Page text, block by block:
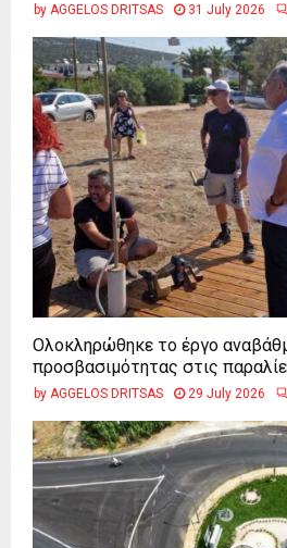
by AGGELOS DRITSAS 31 July 2026
Ολοκληρώθηκε το έργο
προσβασιμότητας στις
by AGGELOS DRITSAS 29 July 2026